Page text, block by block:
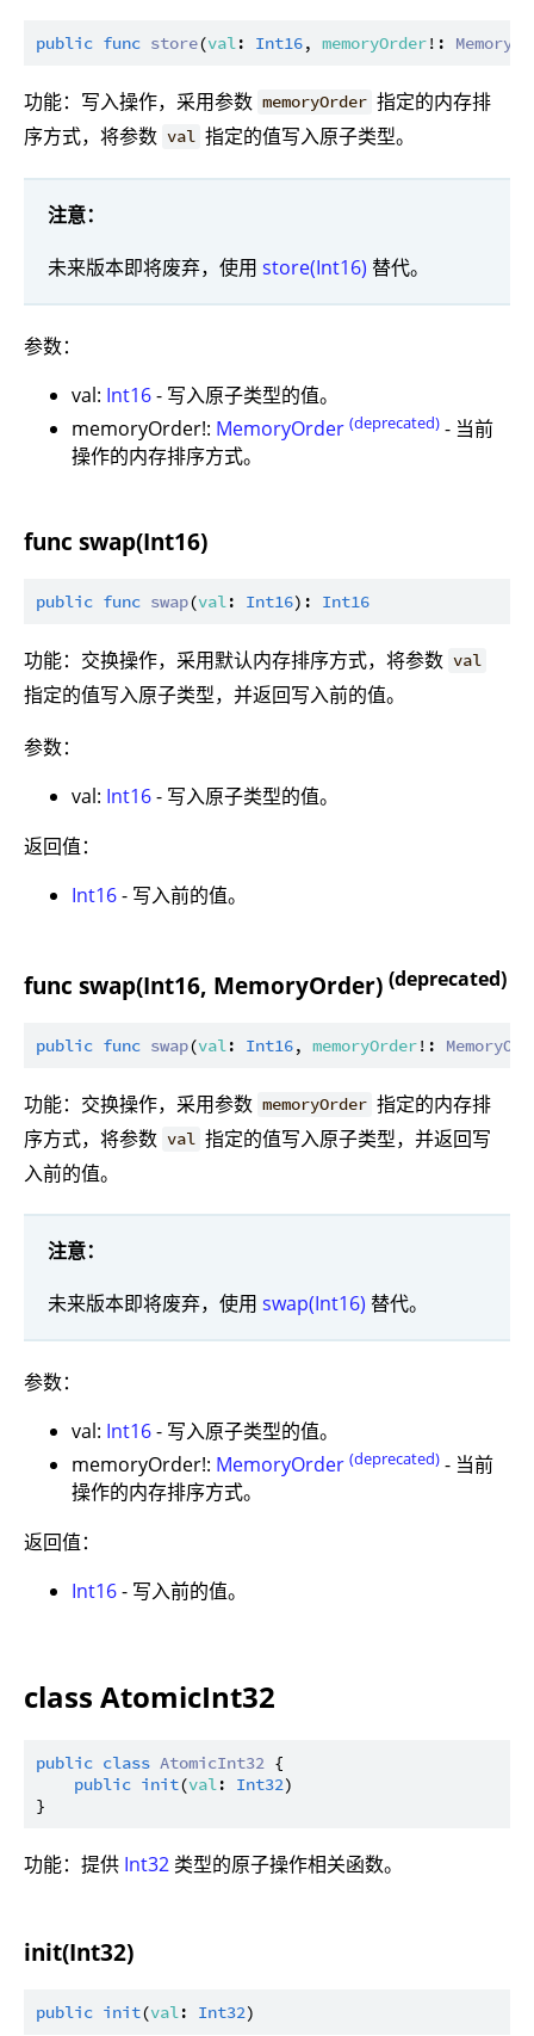
public func store(val: Int16, memoryOrder!:
功能：写入操作，采用参数 memoryOrder 指定的内存排
序方式，将参数 val 指定的值写入原子类型。
注意：
未来版本即将废弃，使用 store(Int16) 替代。
参数：
val: Int16- 写入原子类型的值。
memoryOrder!: MemoryOrder (deprecated) - 当前
操作的内存排序方式。
func swap(Int16)
public func swap(val: Int16): Int16
功能：交换操作，采用默认内存排序方式，将参数 val
指定的值写入原子类型，并返回写入前的值。
参数：
val: Int16- 写入原子类型的值。
返回值：
Int16- 写入前的值。
func swap(Int16, MemoryOrder) (deprecated)
public func swap(val : Int16, memoryOrder!:
功能：交换操作，采用参数 memoryOrder 指定的内存排
序方式，将参数 val 指定的值写入原子类型，并返回写
入前的值。
注意：
未来版本即将废弃，使用 swap(Int16) 替代。
参数：
val: Int16- 写入原子类型的值。
memoryOrder!: MemoryOrder (deprecated) - 当前
操作的内存排序方式。
返回值：
Int16- 写入前的值。
class AtomicInt32
public class AtomicInt32 {
public init(val: Int32)
功能：提供 Int32 类型的原子操作相关函数。
init(Int32)
public init(val : Int32